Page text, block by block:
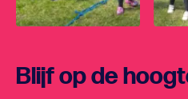
Blijf op de